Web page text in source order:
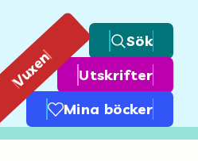
Vuxen
Sök
Utskrifter
Mina böcker